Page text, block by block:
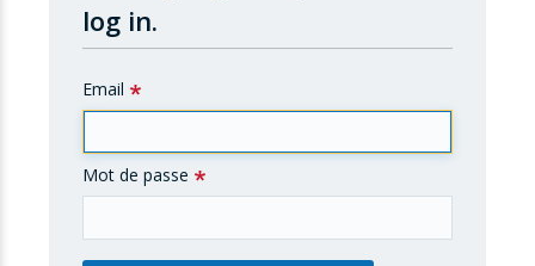
log in.
Email
Mot de passe